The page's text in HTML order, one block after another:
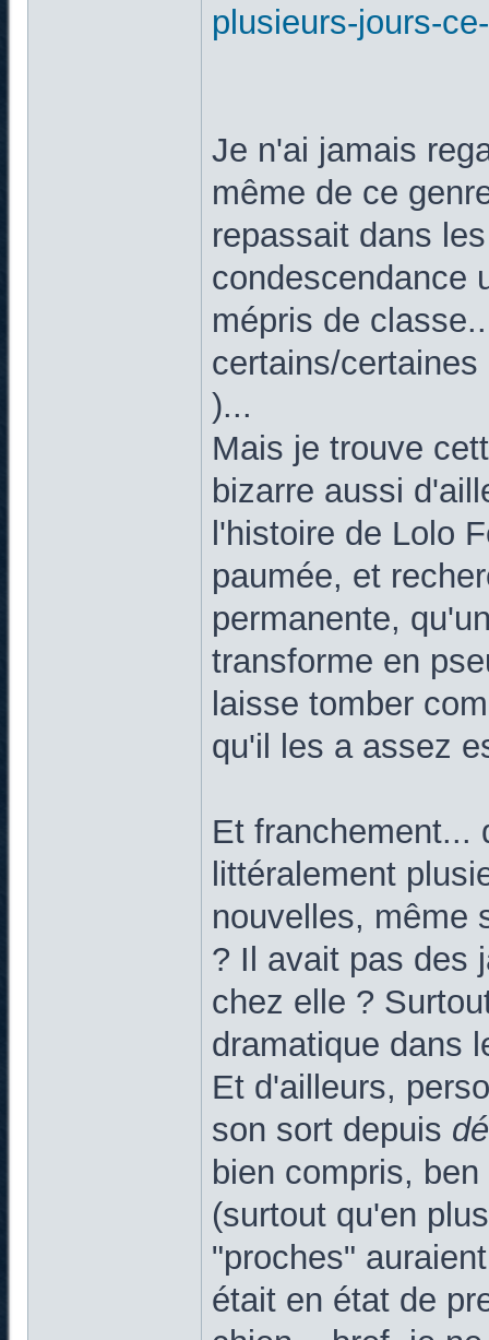
plusieurs-jours-
Je n'ai jamais
même de ce
repassait dans
condescendance
mépris de
certains/
)...
Mais je trouve
bizarre aussi
l'histoire de Lolo
paumée, et
permanente,
transforme en
laisse tomber
qu'il les a assez
Et franchement...
littéralement
nouvelles, même
? Il avait pas des
chez elle ?
dramatique dans
Et d'ailleurs,
son sort depuis
bien compris,
(surtout qu'en
"proches"
était en état de